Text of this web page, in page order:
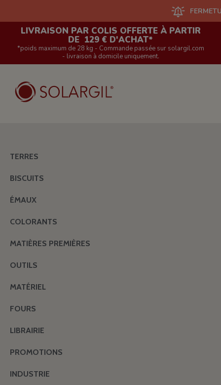
FERMETURE
LIVRAISON PAR COLIS OFFERTE À PARTIR
DE 129 € D'ACHAT*
*poids maximum de 28 kg - Commande passée sur solargil.com
- livraison à domicile uniquement.
TERRES
BISCUITS
ÉMAUX
COLORANTS
MATIÈRES PREMIÈRES
OUTILS
MATÉRIEL
FOURS
LIBRAIRIE
PROMOTIONS
INDUSTRIE